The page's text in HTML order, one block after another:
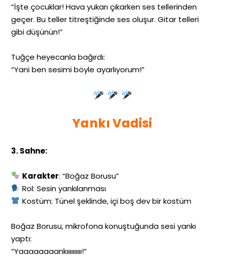
“İşte çocuklar! Hava yukarı çıkarken ses tellerinden
geçer. Bu teller titreştiğinde ses oluşur. Gitar telleri
gibi düşünün!”
Tuğçe heyecanla bağırdı:
“Yani ben sesimi böyle ayarlıyorum!”
Yankı Vadisi
3. Sahne:
Karakter: “Boğaz Borusu”
Rol: Sesin yankılanması
Kostüm: Tünel şeklinde, içi boş dev bir kostüm
Boğaz Borusu, mikrofona konuştuğunda sesi yankı
yaptı:
“Yaaaaaaaankıııııııııı!”